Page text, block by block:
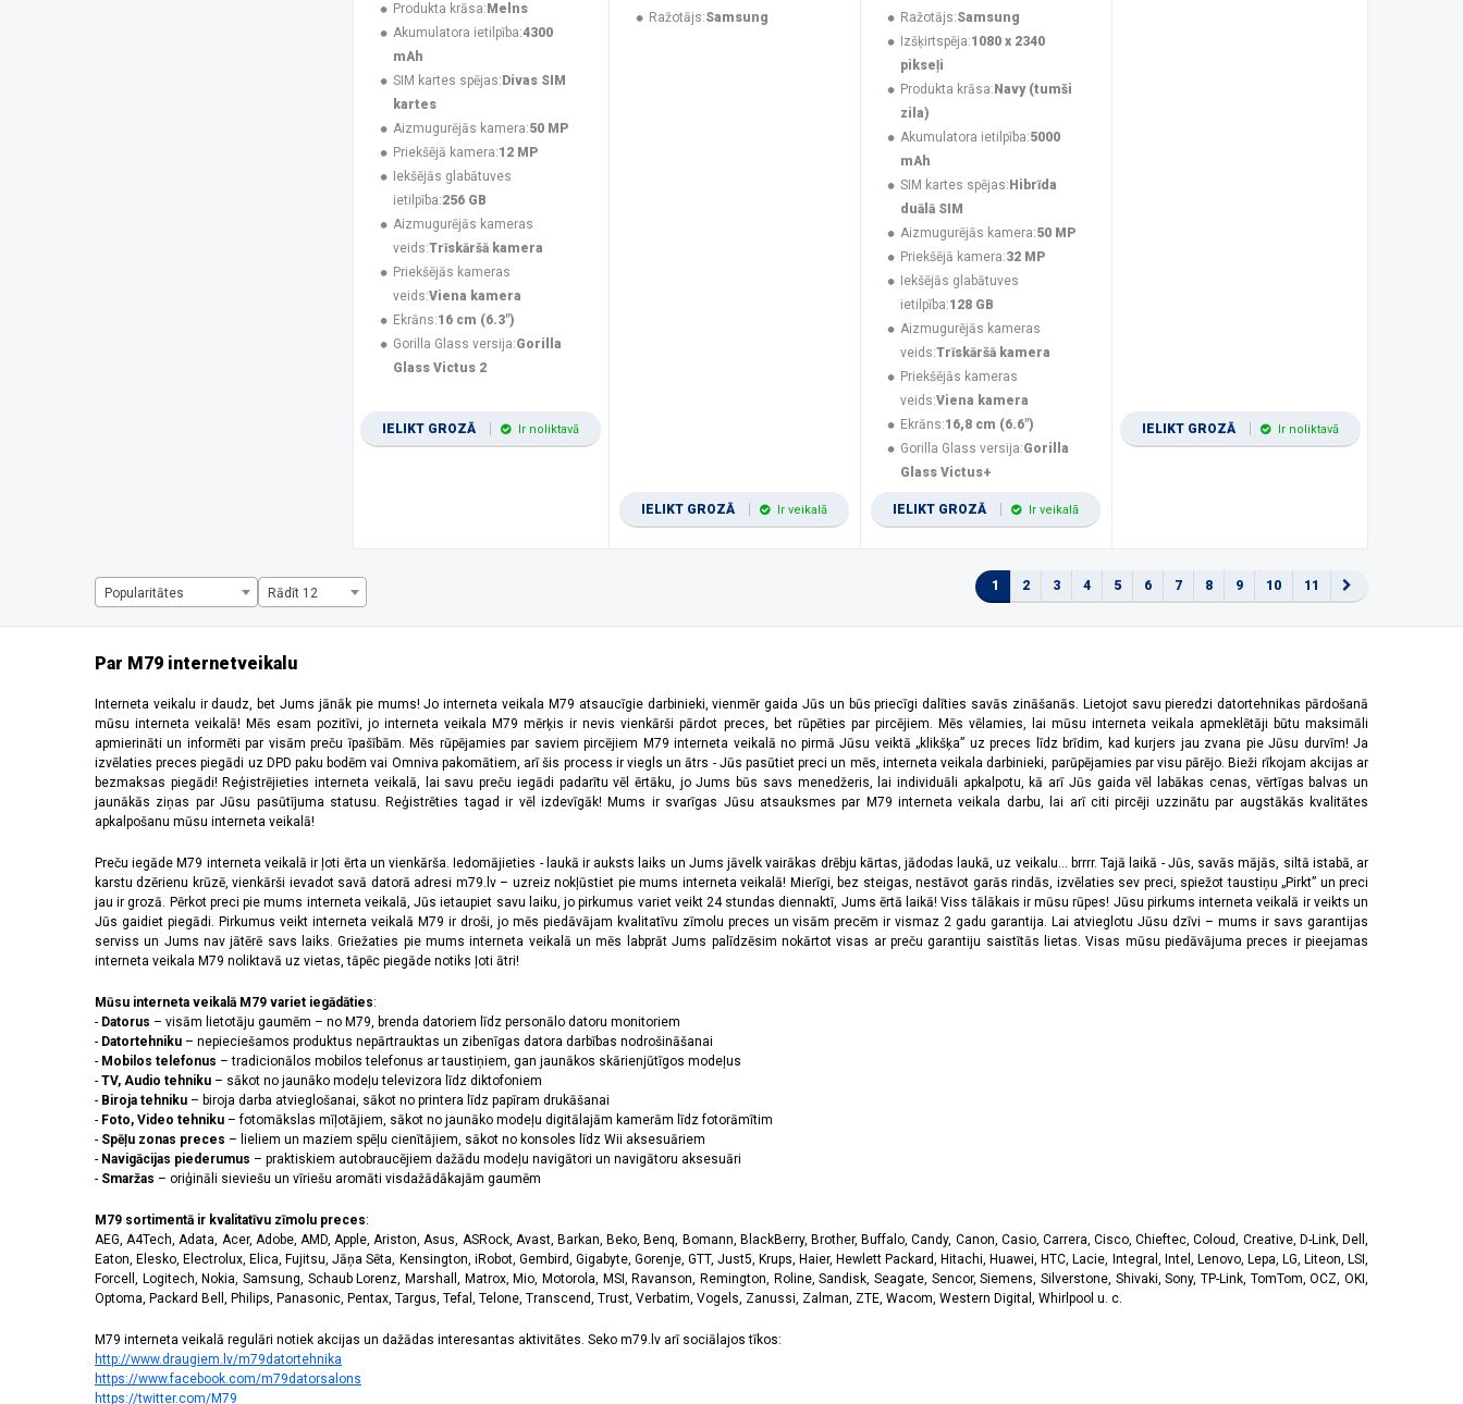
1660 x 720 pikseļi
2184 x 1968 pikseļi (5)
220 x 176 pikseļi (2)
2340 x 1080 pikseļi
(28)
240 x 320 pikseļi (5)
2400 x 1080 pikseļi
(8)
2408 x 1080 pikseļi (5)
2412 x 1080 pikseļi
(6)
2440 x 2240 pikseļi (2)
2448 x 1080 pikseļi (1)
2520 x 1080 pikseļi (4)
2532 x 1170 pikseļi
(11)
2556 x 1179 pikseļi (14)
2608 x 1200 pikseļi (2)
2622 x 1206 pikseļi (3)
2670 x 1200 pikseļi (3)
2712 x 1220 pikseļi (8)
2772 x 1280 pikseļi (1)
2778 x 1284 pikseļi (5)
2780 x 1264 pikseļi
(1)
2796 x 1290 pikseļi
(11)
2800 x 1272 pikseļi (1)
2800 x 1280 pikseļi (2)
2868 x 1320 pikseļi
3120 x 1440 pikseļi (42)
320 x 240 pikseļi (14)
3200 x 1140 pikseļi (1)
720 x 1600 pikseļi
(2)
Skārienjūtīgais
Produkta krāsa: Melns
Akumulatora ietilpība:4300
mAh
SIM kartes spējas: Divas SIM
kartes
Aizmugurējās kamera:50 MP
Priekšējā kamera:12 MP
Iekšējās glabātuves
ietilpība:256 GB
Aizmugurējās kameras
veids:Trīskāršā kamera
Priekšējās kameras
veids:Viena kamera
Ekrāns:16 cm (6.3")
Gorilla Glass versija:Gorilla
Glass Victus 2
IELIKT GROZĀ Ir noliktavā
Ražotājs:Samsung
IELIKT GROZĀ Ir veikalā
Ražotājs:Samsung
Izšķirtspēja:1080 x 2340
pikseļi
Produkta krāsa: Navy (tumši
zila)
Akumulatora ietilpība:5000
mAh
SIM kartes spējas: Hibrīda
duālā SIM
Aizmugurējās kamera:50 MP
Priekšējā kamera:32 MP
Iekšējās glabātuves
ietilpība:128 GB
Aizmugurējās kameras
veids:Trīskāršā kamera
Priekšējās kameras
veids:Viena kamera
Ekrāns:16,8 cm (6.6")
Gorilla Glass versija:Gorilla
Glass Victus+
IELIKT GROZĀ Ir veikalā
IELIKT GROZĀ Ir noliktavā
1 2 3 4 5 6 7 8 9 10 11
Popularitātes Rādīt 12
Par M79 internetveikalu
Interneta veikalu ir daudz, bet Jums jānāk pie mums! Jo interneta veikala M79 atsaucīgie darbinieki, vienmēr gaida Jūs un būs priecīgi dalīties savās zināšanās. Lietojot savu pieredzi datortehnikas pārdošanā
mūsu interneta veikalā! Mēs esam pozitīvi, jo interneta veikala M79 mērķis ir nevis vienkārši pārdot preces, bet rūpēties par pircējiem. Mēs vēlamies, lai mūsu interneta veikala apmeklētāji būtu maksimāli
apmierināti un informēti par visām preču īpašībām. Mēs rūpējamies par saviem pircējiem M79 interneta veikalā no pirmā Jūsu veiktā „klikšķa” uz preces līdz brīdim, kad kurjers jau zvana pie Jūsu durvīm! Ja
izvēlaties preces piegādi uz DPD paku bodēm vai Omniva pakomātiem, arī šis process ir viegls un ātrs - Jūs pasūtiet preci un mēs, interneta veikala darbinieki, parūpējamies par visu pārējo. Bieži rīkojam akcijas ar
bezmaksas piegādi! Reģistrējieties interneta veikalā, lai savu preču iegādi padarītu vēl ērtāku, jo Jums būs savs menedžeris, lai individuāli apkalpotu, kā arī Jūs gaida vēl labākas cenas, vērtīgas balvas un
jaunākās ziņas par Jūsu pasūtījuma statusu. Reģistrēties tagad ir vēl izdevīgāk! Mums ir svarīgas Jūsu atsauksmes par M79 interneta veikala darbu, lai arī citi pircēji uzzinātu par augstākās kvalitātes
apkalpošanu mūsu interneta veikalā!
Preču iegāde M79 interneta veikalā ir ļoti ērta un vienkārša. Iedomājieties - laukā ir auksts laiks un Jums jāvelk vairākas drēbju kārtas, jādodas laukā, uz veikalu... brrrr. Tajā laikā - Jūs, savās mājās, siltā istabā, ar
karstu dzērienu krūzē, vienkārši ievadot savā datorā adresi m79.lv – uzreiz nokļūstiet pie mums interneta veikalā! Mierīgi, bez steigas, nestāvot garās rindās, izvēlaties sev preci, spiežot taustiņu „Pirkt” un preci
jau ir grozā. Pērkot preci pie mums interneta veikalā, Jūs ietaupiet savu laiku, jo pirkumus variet veikt 24 stundas diennaktī, Jums ērtā laikā! Viss tālākais ir mūsu rūpes! Jūsu pirkums interneta veikalā ir veikts un
Jūs gaidiet piegādi. Pirkumus veikt interneta veikalā M79 ir droši, jo mēs piedāvājam kvalitatīvu zīmolu preces un visām precēm ir vismaz 2 gadu garantija. Lai atvieglotu Jūsu dzīvi – mums ir savs garantijas
serviss un Jums nav jātērē savs laiks. Griežaties pie mums interneta veikalā un mēs labprāt Jums palīdzēsim nokārtot visas ar preču garantiju saistītās lietas. Visas mūsu piedāvājuma preces ir pieejamas
interneta veikala M79 noliktavā uz vietas, tāpēc piegāde notiks ļoti ātri!
Mūsu interneta veikalā M79 variet iegādāties:
- Datorus – visām lietotāju gaumēm – no M79, brenda datoriem līdz personālo datoru monitoriem
- Datortehniku – nepieciešamos produktus nepārtrauktas un zibenīgas datora darbības nodrošināšanai
- Mobilos telefonus – tradicionālos mobilos telefonus ar taustiņiem, gan jaunākos skārienjūtīgos modeļus
- TV, Audio tehniku – sākot no jaunāko modeļu televizora līdz diktofoniem
- Biroja tehniku – biroja darba atvieglošanai, sākot no printera līdz papīram drukāšanai
- Foto, Video tehniku – fotomākslas mīļotājiem, sākot no jaunāko modeļu digitālajām kamerām līdz fotorāmītim
- Spēļu zonas preces – lieliem un maziem spēļu cienītājiem, sākot no konsoles līdz Wii aksesuāriem
- Navigācijas piederumus – praktiskiem autobraucējiem dažādu modeļu navigātori un navigātoru aksesuāri
- Smaržas – oriģināli sieviešu un vīriešu aromāti visdažādākajām gaumēm
M79 sortimentā ir kvalitatīvu zīmolu preces:
AEG, A4Tech, Adata, Acer, Adobe, AMD, Apple, Ariston, Asus, ASRock, Avast, Barkan, Beko, Benq, Bomann, BlackBerry, Brother, Buffalo, Candy, Canon, Casio, Carrera, Cisco, Chieftec, Coloud, Creative, D-Link, Dell,
Eaton, Elesko, Electrolux, Elica, Fujitsu, Jāņa Sēta, Kensington, iRobot, Gembird, Gigabyte, Gorenje, GTT, Just5, Krups, Haier, Hewlett Packard, Hitachi, Huawei, HTC, Lacie, Integral, Intel, Lenovo, Lepa, LG, Liteon, LSI,
Forcell, Logitech, Nokia, Samsung, Schaub Lorenz, Marshall, Matrox, Mio, Motorola, MSI, Ravanson, Remington, Roline, Sandisk, Seagate, Sencor, Siemens, Silverstone, Shivaki, Sony, TP-Link, TomTom, OCZ, OKI,
Optoma, Packard Bell, Philips, Panasonic, Pentax, Targus, Tefal, Telone, Transcend, Trust, Verbatim, Vogels, Zanussi, Zalman, ZTE, Wacom, Western Digital, Whirlpool u. c.
M79 interneta veikalā regulāri notiek akcijas un dažādas interesantas aktivitātes. Seko m79.lv arī sociālajos tīkos:
http://www.draugiem.lv/m79datortehnika
https://www.facebook.com/m79datorsalons
https://twitter.com/M79